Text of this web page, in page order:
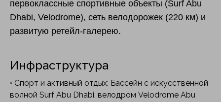
первоклассные спортивные объекты (Surf Abu
Dhabi, Velodrome), сеть велодорожек (220 км) и
развитую ретейл-галерею.
Инфраструктура
• Спорт и активный отдых: Бассейн с искусственной
волной Surf Abu Dhabi, велодром Velodrome Abu